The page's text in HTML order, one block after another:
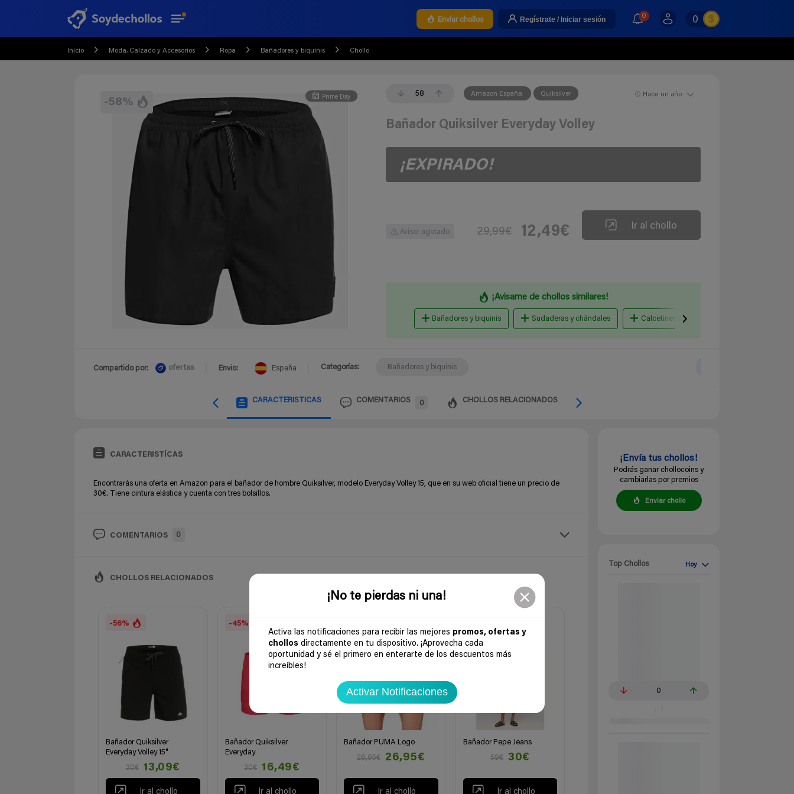
¡No te pierdas ni una!
Activa las notificaciones para recibir las mejores promos, ofertas y
chollos directamente en tu dispositivo. ¡Aprovecha cada
oportunidad y sé el primero en enterarte de los descuentos más
increíbles!
Activar Notificaciones
Enviar chollos Regístrate / Iniciar sesión 0 0
Inicio Moda, Calzado y Accesorios Ropa Bañadores y biquinis Chollo
-58% Prime Day 58 Amazon España Quiksilver Hace un año
Bañador Quiksilver Everyday Volley
¡EXPIRADO!
Avisar agotado 29,99€ 12,49€ Ir al chollo
¡Avisame de chollos similares!
Bañadores y biquinis Sudaderas y chándales Calcetines
Compartido por: ofertas Envio: España Categorías: Bañadores y biquinis
CARACTERISTICAS COMENTARIOS 0 CHOLLOS RELACIONADOS
CARACTERISTÍCAS
Encontrarás una oferta en Amazon para el bañador de hombre Quiksilver, modelo Everyday Volley 15, que en su web oficial tiene un precio de
30€. Tiene cintura elástica y cuenta con tres bolsillos.
COMENTARIOS 0
CHOLLOS RELACIONADOS
-56%
Bañador Quiksilver
Everyday Volley 15"
30€
13,09€
Ir al chollo
-45%
Bañador Quiksilver
Everyday
30€
16,49€
Ir al chollo
Bañador PUMA Logo
26,95€
26,95€
Ir al chollo
Bañador Pepe Jeans
59€
30€
Ir al chollo
¡Envía tus chollos!
Podrás ganar chollocoins y
cambiarlas por premios
Enviar chollo
Top Chollos Hoy
0